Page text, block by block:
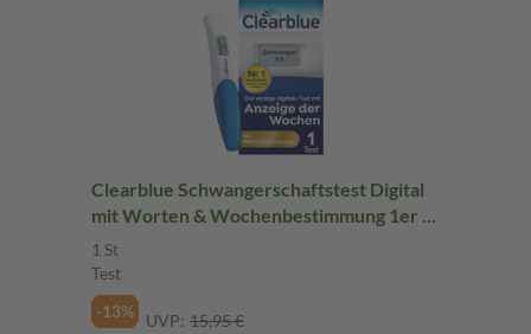
Clearblue Schwangerschaftstest Digital
mit Worten & Wochenbestimmung 1er 1
St Test
1 St
Test
-13%
UVP: 15,95 €